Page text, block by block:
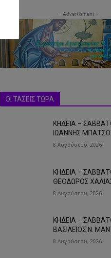
- Advertisment -
ΟΙ ΤΑΣΕΙΣ ΤΩΡΑ
ΚΗΔΕΙΑ –
ΙΩΑΝΝΗΣ
8 Αυγούστου, 2026
ΚΗΔΕΙΑ –
ΘΕΟΔΩΡΟΣ
8 Αυγούστου, 2026
ΚΗΔΕΙΑ –
ΒΑΣΙΛΕΙΟΣ Ν.
8 Αυγούστου, 2026